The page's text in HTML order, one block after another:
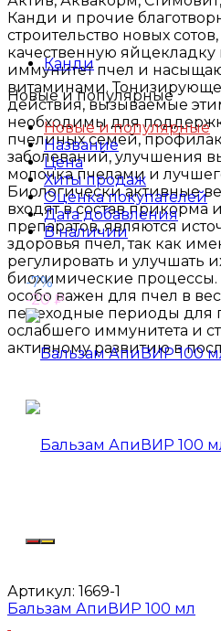
Канди и прочие
строительство новых
качественную
иммунитет пчел и
витаминами.
действия, вызываемые
необходимы для
пчелиных семей,
заболеваний, улучшения
молочка пчелами и
Биологически активные
входят в состав
препаратов, являются
здоровья пчел, так как
регулировать и улучшать
биохимические
особо важен для пчел в
переходные периоды для
ослабшего иммунитета и
активному развитию в
Канди
Новые и популярные
Новые и популярные
Название
Цена
Хиты продаж
Оценка покупателей
Дата добавления
В наличии
-7%
-20₽
Артикул: 1669-1
Бальзам АпиВИР 100 мл